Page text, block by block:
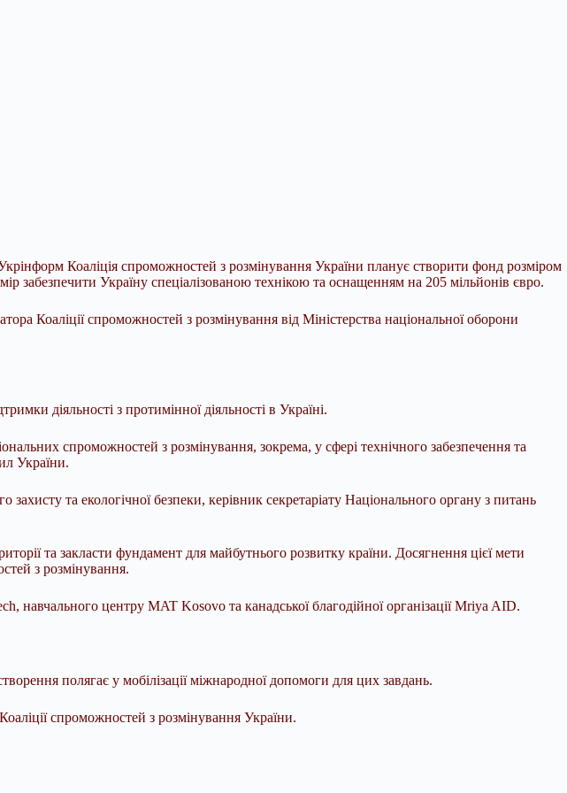
Коаліція спроможностей з розмінування України планує створити фонд розміром
забезпечити Україну спеціалізованою технікою та оснащенням на 205 мільйонів євро.
Коаліції спроможностей з розмінування від Міністерства національної оборони
діяльності з протимінної діяльності в Україні.
спроможностей з розмінування, зокрема, у сфері технічного забезпечення та
України.
захисту та екологічної безпеки, керівник секретаріату Національного органу з питань
та закласти фундамент для майбутнього розвитку країни. Досягнення цієї мети
з розмінування.
навчального центру MAT Kosovo та канадської благодійної організації Mriya AID.
полягає у мобілізації міжнародної допомоги для цих завдань.
спроможностей з розмінування України.